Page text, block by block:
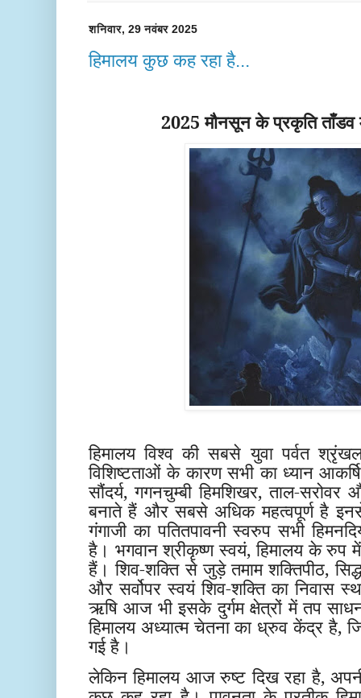
शनिवार, 29 नवंबर 2025
हिमालय कुछ कह रहा है...
2025 मौनसून के प्रकृति
हिमालय विश्व की सबसे युवा पर्वत
विशिष्टताओं के कारण सभी का ध्यान
सौंदर्य, गगनचुम्बी हिमशिखर, ताल-सरोवर
बनाते हैं और सबसे अधिक महत्वपूर्ण है
गंगाजी का पतितपावनी स्वरुप सभी
है। भगवान श्रीकृष्ण स्वयं, हिमालय के रुप
हैं। शिव-शक्ति से जुड़े तमाम शक्तिपीठ,
और सर्वोपर स्वयं शिव-शक्ति का निवास
ऋषि आज भी इसके दुर्गम क्षेत्रों में तप
हिमालय अध्यात्म चेतना का ध्रुव केंद्र है,
गई है।
लेकिन हिमालय आज रुष्ट दिख रहा है,